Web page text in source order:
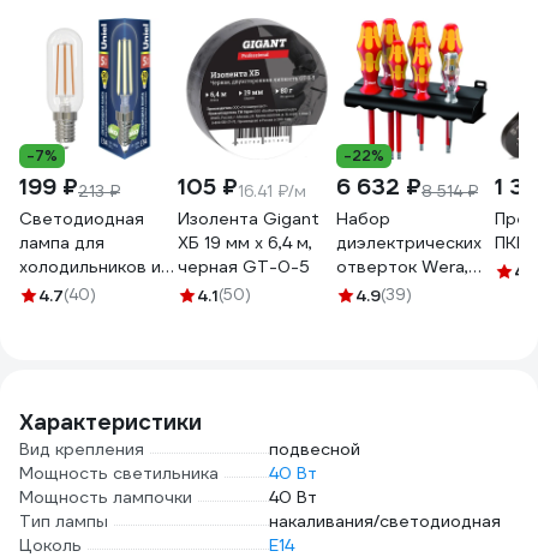
-7%
199 ₽213 ₽
Светодиодная
лампа для
холодильников и
вытяжки Uniel LED-
4.7(40)
105 ₽16.41 ₽/м
Изолента Gigant
ХБ 19 мм х 6,4 м,
черная GT-0-5
4.1(50)
-22%
6 632 ₽8 514 ₽
Набор
диэлектрических
отверток Wera,
VDE, индикатор
4.9(39)
1
4.9
Характеристики
Вид крепления
подвесной
Мощность светильника
40 Вт
Мощность лампочки
40 Вт
Тип лампы
накаливания/светодиодная
Цоколь
E14